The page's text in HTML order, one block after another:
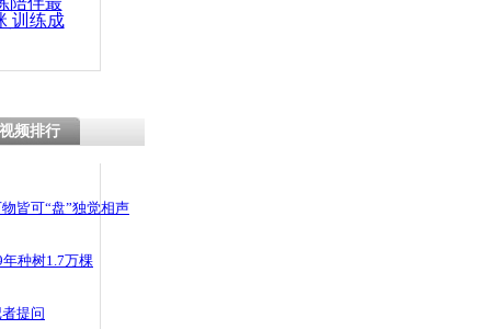
训练成
频排行
皆可“盘”独觉相声
种树1.7万棵
提问